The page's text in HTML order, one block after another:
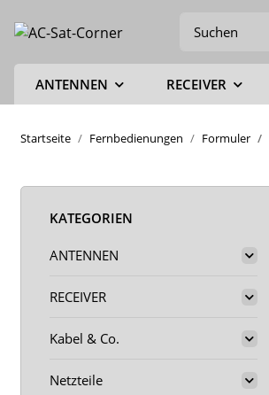
ANTENNEN RECEIVER
Startseite Fernbedienungen Formuler
KATEGORIEN
ANTENNEN
RECEIVER
Kabel & Co.
Netzteile